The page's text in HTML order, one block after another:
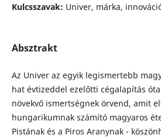
Kulcsszavak: Univer, márka,
Absztrakt
Az Univer az egyik legismertebb
hat évtizeddel ezelőtti cégalapítás
növekvő ismertségnek örvend, amit
hungarikumnak számító magyaros
Pistának és a Piros Aranynak -